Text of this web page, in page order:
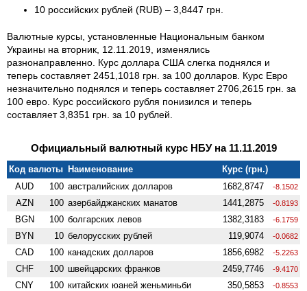
10 российских рублей (RUB) – 3,8447 грн.
Валютные курсы, установленные Национальным банком
Украины на вторник, 12.11.2019, изменялись
разнонаправленно. Курс доллара США слегка поднялся и
теперь составляет 2451,1018 грн. за 100 долларов. Курс Евро
незначительно поднялся и теперь составляет 2706,2615 грн. за
100 евро. Курс российского рубля понизился и теперь
составляет 3,8351 грн. за 10 рублей.
Официальный валютный курс НБУ на 11.11.2019
Код валюты Наименование
Курс (грн.)
AUD
100 австралийских долларов 1682,8747 -8.1502
AZN 100 азербайджанских манатов 1441,2875 -0.8193
BGN 100 болгарских левов 1382,3183 -6.1759
BYN 10 белорусских рублей 119,9074 -0.0682
CAD 100 канадских долларов 1856,6982 -5.2263
CHF 100 швейцарских франков 2459,7746 -9.4170
CNY 100 китайских юаней женьминьби 350,5853 -0.8553